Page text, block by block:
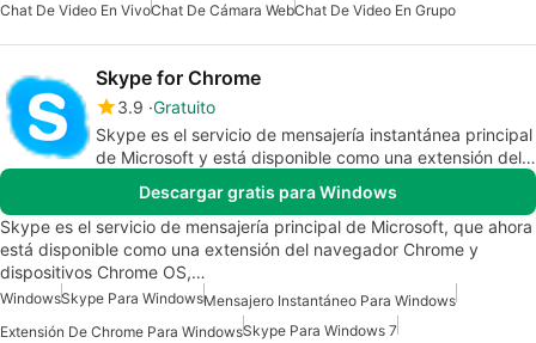
Chat De Video En VivoChat De Cámara WebChat De Video En Grupo
Skype for Chrome
3.9 Gratuito
Skype es el servicio de mensajería instantánea principal
de Microsoft y está disponible como una extensión del
Descargar gratis para Windows
Skype es el servicio de mensajería principal de Microsoft, que ahora
está disponible como una extensión del navegador Chrome y
dispositivos Chrome OS,…
WindowsSkype Para WindowsMensajero Instantáneo Para Windows
Extensión De Chrome Para WindowsSkype Para Windows 7